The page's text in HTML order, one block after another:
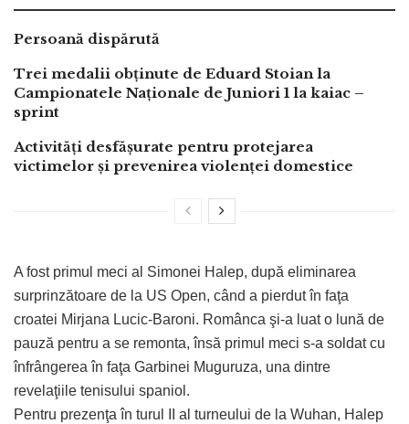
Persoană dispărută
Trei medalii obținute de Eduard Stoian la
Campionatele Naționale de Juniori 1 la kaiac –
sprint
Activități desfășurate pentru protejarea
victimelor și prevenirea violenței domestice
A fost primul meci al Simonei Halep, după eliminarea
surprinzătoare de la US Open, când a pierdut în faţa
croatei Mirjana Lucic-Baroni. Românca şi-a luat o lună de
pauză pentru a se remonta, însă primul meci s-a soldat cu
înfrângerea în faţa Garbinei Muguruza, una dintre
revelaţiile tenisului spaniol.
Pentru prezenţa în turul II al turneului de la Wuhan, Halep